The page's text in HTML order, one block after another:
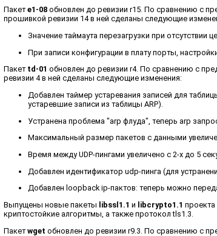
Пакетe1-08 обновлен до ревизии r15. По сравнению с
прошивкой ревизии 14 в ней сделаны следующие
Значение таймаута перезагрузки при отсутствии
При записи конфигурации в плату порты,
Пакет td-01 обновлен до ревизии r4. По сравнению с
ревизии 4 в ней сделаны следующие изменения:
Добавлен таймер устаревания записей для
устаревшие записи из таблицы ARP).
Устранена проблема "arp флуда", теперь arp
Максимальный размер пакетов с данными
Время между UDP-пингами увеличено с 2-х до 5
Добавлен идентификатор udp-пинга (для
Добавлен loopback ip-пактов: теперь можно
Выпущены новые пакеты libssl1.1 и libcrypto1.1
криптостойкие алгоритмы, а также протокол tls1.3.
Пакетwget обновлен до ревизии r9.3. По сравнению с